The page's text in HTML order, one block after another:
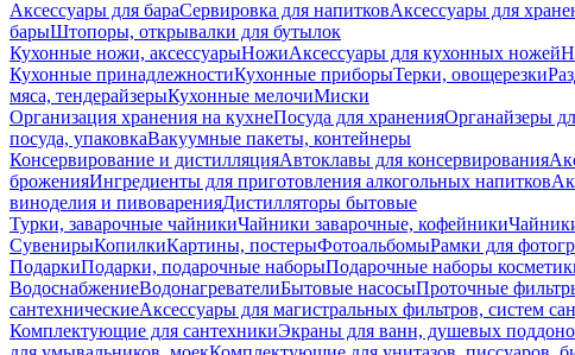
Аксессуары для бараСервировка для напитковАксессуары для
барыШтопоры, открывалки для бутылок
Кухонные ножи, аксессуарыНожиАксессуары для кухонных ножей
Кухонные принадлежностиКухонные приборыТерки, овощерезки
мяса, тендерайзерыКухонные мелочиМиски
Организация хранения на кухнеПосуда для храненияОрганайзеры
посуда, упаковкаВакуумные пакеты, контейнеры
Консервирование и дистилляцияАвтоклавы для консервирования
броженияИнгредиенты для приготовления алкогольных напитков
виноделия и пивоваренияДистилляторы бытовые
Турки, заварочные чайникиЧайники заварочные, кофейники
СувенирыКопилкиКартины, постерыФотоальбомыРамки для
ПодаркиПодарки, подарочные наборыПодарочные наборы
ВодоснабжениеВодонагревателиБытовые насосыПроточные
сантехническиеАксессуары для магистральных фильтров, систем
Комплектующие для сантехникиЭкраны для ванн, душевых